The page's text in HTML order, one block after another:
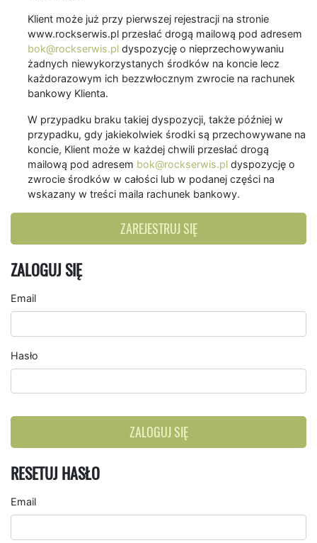
Klient może już przy pierwszej rejestracji na stronie
www.rockserwis.pl przesłać drogą mailową pod adresem
bok@rockserwis.pl dyspozycję o nieprzechowywaniu
żadnych niewykorzystanych środków na koncie lecz
każdorazowym ich bezzwłocznym zwrocie na rachunek
bankowy Klienta.
W przypadku braku takiej dyspozycji, także później w
przypadku, gdy jakiekolwiek środki są przechowywane na
koncie, Klient może w każdej chwili przesłać drogą
mailową pod adresem bok@rockserwis.pl dyspozycję o
zwrocie środków w całości lub w podanej części na
wskazany w treści maila rachunek bankowy.
ZAREJESTRUJ SIĘ
ZALOGUJ SIĘ
Email
Hasło
ZALOGUJ SIĘ
RESETUJ HASŁO
Email